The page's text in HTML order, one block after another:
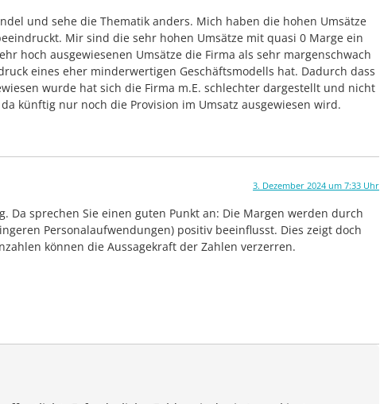
und sehe die Thematik anders. Mich haben die hohen Umsätze
Mir sind die sehr hohen Umsätze mit quasi 0 Marge ein
hoch ausgewiesenen Umsätze die Firma als sehr margenschwach
eines eher minderwertigen Geschäftsmodells hat. Dadurch dass
wurde hat sich die Firma m.E. schlechter dargestellt und nicht
künftig nur noch die Provision im Umsatz ausgewiesen wird.
3. Dezember 2024 um 7:33 Uhr
Da sprechen Sie einen guten Punkt an: Die Margen werden durch
Personalaufwendungen) positiv beeinflusst. Dies zeigt doch
können die Aussagekraft der Zahlen verzerren.